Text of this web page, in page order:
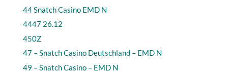
44 Snatch Casino EMD N
4447 26.12
450Z
47 – Snatch Casino Deutschland – EMD N
49 – Snatch Casino – EMD N